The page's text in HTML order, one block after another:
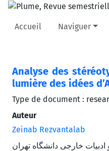
Accueil Naviguer
Analyse des
lumière des idées
Type de document :
Auteur
Zeinab Rezvantalab
ادبیات خارجی دانشگاه تهران